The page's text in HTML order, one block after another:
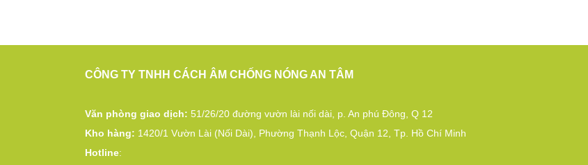
CÔNG TY TNHH CÁCH ÂM CHỐNG NÓNG AN TÂM
Văn phòng giao dịch: 51/26/20 đường vườn lài nối dài, p. An phú Đông, Q 12
Kho hàng: 1420/1 Vườn Lài (Nối Dài), Phường Thạnh Lộc, Quận 12, Tp. Hồ Chí Minh
Hotline: